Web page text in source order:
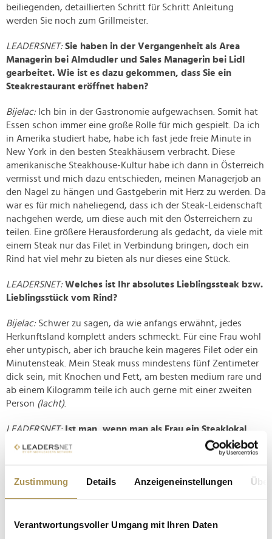
Zustimmung Details Anzeigeneinstellungen
Verantwortungsvoller Umgang mit Ihren Daten
beiliegenden, detaillierten Schritt für Schritt Anleitung
werden Sie noch zum Grillmeister.
LEADERSNET:Sie haben in der Vergangenheit als Area
Managerin bei Almdudler und Sales Managerin bei Lidl
gearbeitet. Wie ist es dazu gekommen, dass Sie ein
Steakrestaurant eröffnet haben?
Bijelac:Ich bin in der Gastronomie aufgewachsen. Somit hat
Essen schon immer eine große Rolle für mich gespielt. Da ich
in Amerika studiert habe, habe ich fast jede freie Minute in
New York in den besten Steakhäusern verbracht. Diese
amerikanische Steakhouse-Kultur habe ich dann in Österreich
vermisst und mich dazu entschieden, meinen Managerjob an
den Nagel zu hängen und Gastgeberin mit Herz zu werden. Da
war es für mich naheliegend, dass ich der Steak-Leidenschaft
nachgehen werde, um diese auch mit den Österreichern zu
teilen. Eine größere Herausforderung als gedacht, da viele mit
einem Steak nur das Filet in Verbindung bringen, doch ein
Rind hat viel mehr zu bieten als nur dieses eine Stück.
LEADERSNET:Welches ist Ihr absolutes Lieblingssteak bzw.
Lieblingsstück vom Rind?
Bijelac:Schwer zu sagen, da wie anfangs erwähnt, jedes
Herkunftsland komplett anders schmeckt. Für eine Frau wohl
eher untypisch, aber ich brauche kein mageres Filet oder ein
Minutensteak. Mein Steak muss mindestens fünf Zentimeter
dick sein, mit Knochen und Fett, am besten medium rare und
ab einem Kilogramm teile ich auch gerne mit einer zweiten
Person (lacht).
LEADERSNET: Ist man, wenn man als Frau ein Steaklokal
führt, Vorurteilen ausgesetzt?
Bijelac:Nach meinem Studium hatte ich immer Jobs in einer
Führungsrolle. Somit habe ich mich mit möglichen Vorurteilen
provokativ wirke, ist es für viele unserer Gäste sogar